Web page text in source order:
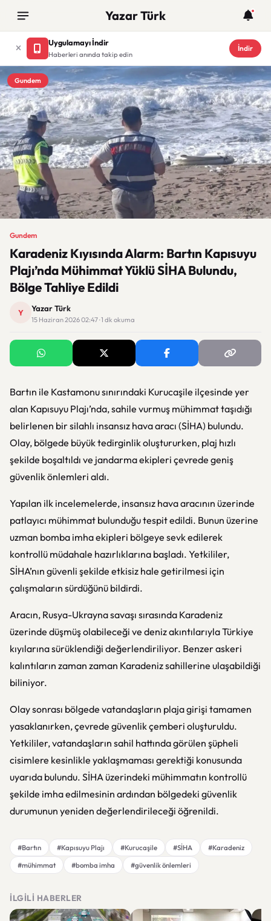
Yazar Türk
Uygulamayı İndir
Haberleri anında takip edin
İndir
Gundem
Gundem
Karadeniz Kıyısında Alarm: Bartın Kapısuyu
Plajı’nda Mühimmat Yüklü SİHA Bulundu,
Bölge Tahliye Edildi
Y Yazar Türk
15 Haziran 2026 02:47 · 1 dk okuma
Bartın ile Kastamonu sınırındaki Kurucaşile ilçesinde yer
alan Kapısuyu Plajı’nda, sahile vurmuş mühimmat taşıdığı
belirlenen bir silahlı insansız hava aracı (SİHA) bulundu.
Olay, bölgede büyük tedirginlik oluştururken, plaj hızlı
şekilde boşaltıldı ve jandarma ekipleri çevrede geniş
güvenlik önlemleri aldı.
Yapılan ilk incelemelerde, insansız hava aracının üzerinde
patlayıcı mühimmat bulunduğu tespit edildi. Bunun üzerine
uzman bomba imha ekipleri bölgeye sevk edilerek
kontrollü müdahale hazırlıklarına başladı. Yetkililer,
SİHA’nın güvenli şekilde etkisiz hale getirilmesi için
çalışmaların sürdüğünü bildirdi.
Aracın, Rusya-Ukrayna savaşı sırasında Karadeniz
üzerinde düşmüş olabileceği ve deniz akıntılarıyla Türkiye
kıyılarına sürüklendiği değerlendiriliyor. Benzer askeri
kalıntıların zaman zaman Karadeniz sahillerine ulaşabildiği
biliniyor.
Olay sonrası bölgede vatandaşların plaja girişi tamamen
yasaklanırken, çevrede güvenlik çemberi oluşturuldu.
Yetkililer, vatandaşların sahil hattında görülen şüpheli
cisimlere kesinlikle yaklaşmaması gerektiği konusunda
uyarıda bulundu. SİHA üzerindeki mühimmatın kontrollü
şekilde imha edilmesinin ardından bölgedeki güvenlik
durumunun yeniden değerlendirileceği öğrenildi.
#Bartın #Kapısuyu Plajı #Kurucaşile #SİHA
#Karadeniz
#mühimmat
#bomba imha #güvenlik önlemleri
İLGILI HABERLER